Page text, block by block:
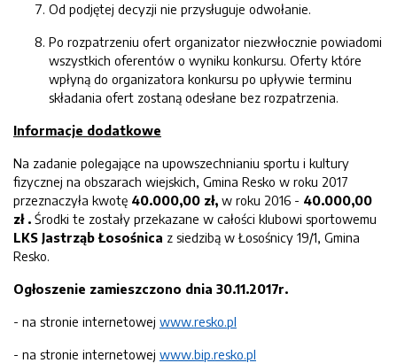
Od podjętej decyzji nie przysługuje odwołanie.
Po rozpatrzeniu ofert organizator niezwłocznie powiadomi
wszystkich oferentów o wyniku konkursu. Oferty które
wpłyną do organizatora konkursu po upływie terminu
składania ofert zostaną odesłane bez rozpatrzenia.
Informacje dodatkowe
Na zadanie polegające na upowszechnianiu sportu i kultury
fizycznej na obszarach wiejskich, Gmina Resko w roku 2017
przeznaczyła kwotę 40.000,00 zł, w roku 2016 - 40.000,00
zł . Środki te zostały przekazane w całości klubowi sportowemu
LKS Jastrząb Łosośnica z siedzibą w Łosośnicy 19/1, Gmina
Resko.
Ogłoszenie zamieszczono dnia 30.11.2017r.
- na stronie internetowej www.resko.pl
- na stronie internetowej www.bip.resko.pl